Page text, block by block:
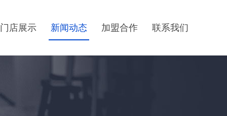
门店展示 新闻动态 加盟合作 联系我们